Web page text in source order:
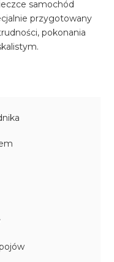
samochód
przygotowany
pokonania